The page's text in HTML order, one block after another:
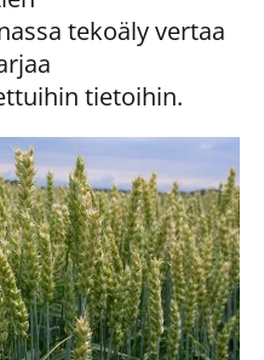
tekoäly vertaa
tietoihin.